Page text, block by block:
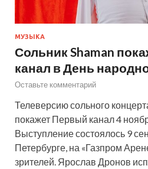
МУЗЫКА
Сольник Shaman
канал в День
Оставьте комментарий
Телеверсию сольного
покажет Первый канал 4
Выступление состоялось 9
Петербурге, на «Газпром
зрителей. Ярослав Дронов